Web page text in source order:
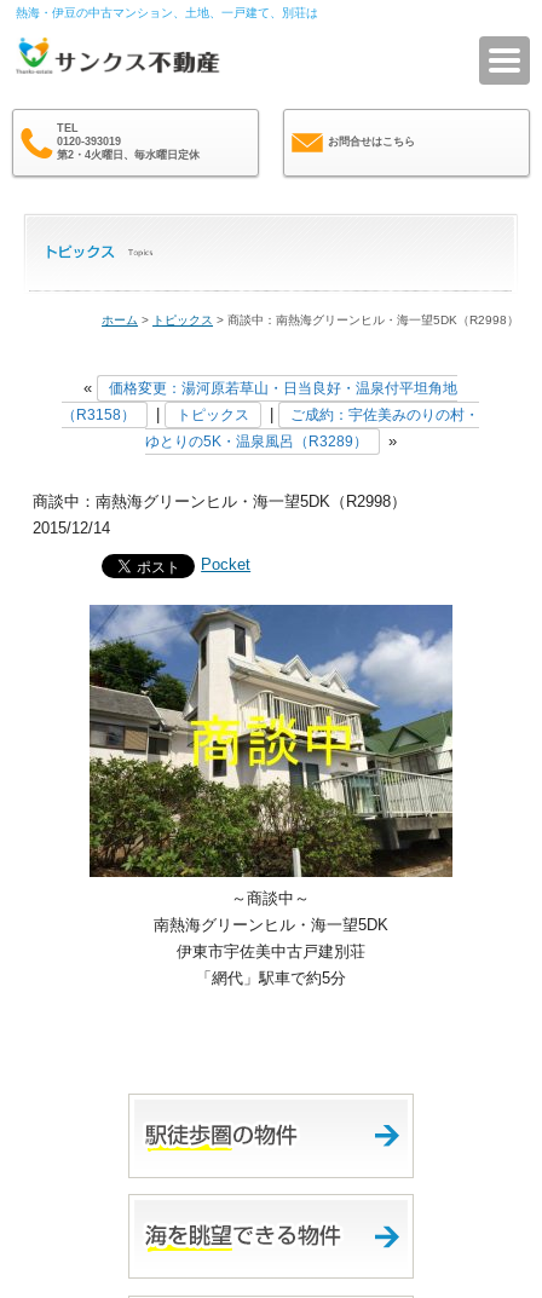
熱海・伊豆の中古マンション、土地、一戸建て、別荘は
TEL
0120-393019
第2・4火曜日、毎水曜日定休
お問合せはこちら
ホーム > トピックス > 商談中：南熱海グリーンヒル・海一望5DK（R2998）
«
価格変更：湯河原若草山・日当良好・温泉付平坦角地
（R3158）
トピックス
ご成約：宇佐美みのりの村・
ゆとりの5K・温泉風呂（R3289）
»
商談中：南熱海グリーンヒル・海一望5DK（R2998）
2015/12/14
Pocket
～商談中～
南熱海グリーンヒル・海一望5DK
伊東市宇佐美中古戸建別荘
「網代」駅車で約5分